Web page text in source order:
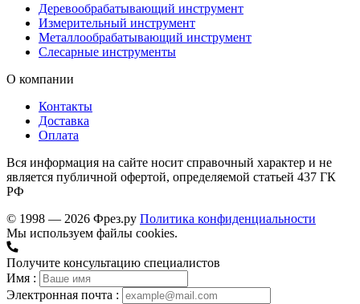
Деревообрабатывающий инструмент
Измерительный инструмент
Металлообрабатывающий инструмент
Слесарные инструменты
О компании
Контакты
Доставка
Оплата
Вся информация на сайте носит справочный характер и не
является публичной офертой, определяемой статьей 437 ГК
РФ
© 1998 — 2026 Фрез.ру Политика конфиденциальности
Мы используем файлы cookies.
Получите консультацию специалистов
Имя :
Электронная почта :